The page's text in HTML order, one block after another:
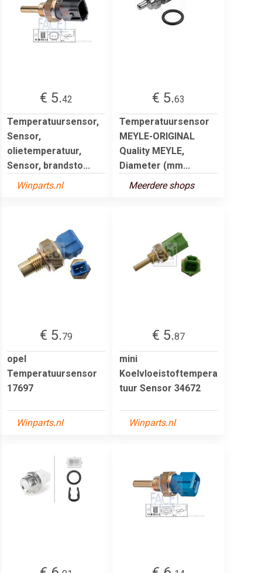
€ 5.42
Temperatuursensor,
Sensor,
olietemperatuur,
Sensor, brandsto...
Winparts.nl
€ 5.63
Temperatuursensor
MEYLE-ORIGINAL
Quality MEYLE,
Diameter (mm...
Meerdere shops
€ 5.79
opel
Temperatuursensor
17697
Winparts.nl
€ 5.87
mini
Koelvloeistoftempera
tuur Sensor 34672
Winparts.nl